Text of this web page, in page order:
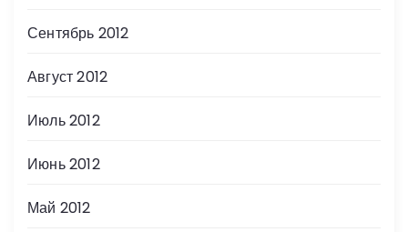
Сентябрь 2012
Август 2012
Июль 2012
Июнь 2012
Май 2012